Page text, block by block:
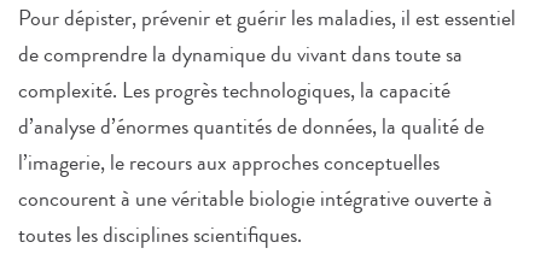
Pour dépister, prévenir et guérir les maladies, il est essentiel
de comprendre la dynamique du vivant dans toute sa
complexité. Les progrès technologiques, la capacité
d’analyse d’énormes quantités de données, la qualité de
l’imagerie, le recours aux approches conceptuelles
concourent à une véritable biologie intégrative ouverte à
toutes les disciplines scientifiques.